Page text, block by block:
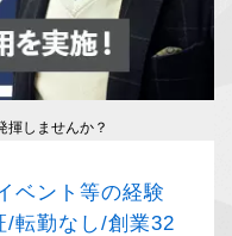
揮しませんか？
ベント等の経験
/転勤なし/創業32